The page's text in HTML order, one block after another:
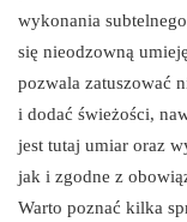
wykonania
się nieodzowną
pozwala zatuszować
i dodać świeżości,
jest tutaj umiar oraz
jak i zgodne z
Warto poznać kilka